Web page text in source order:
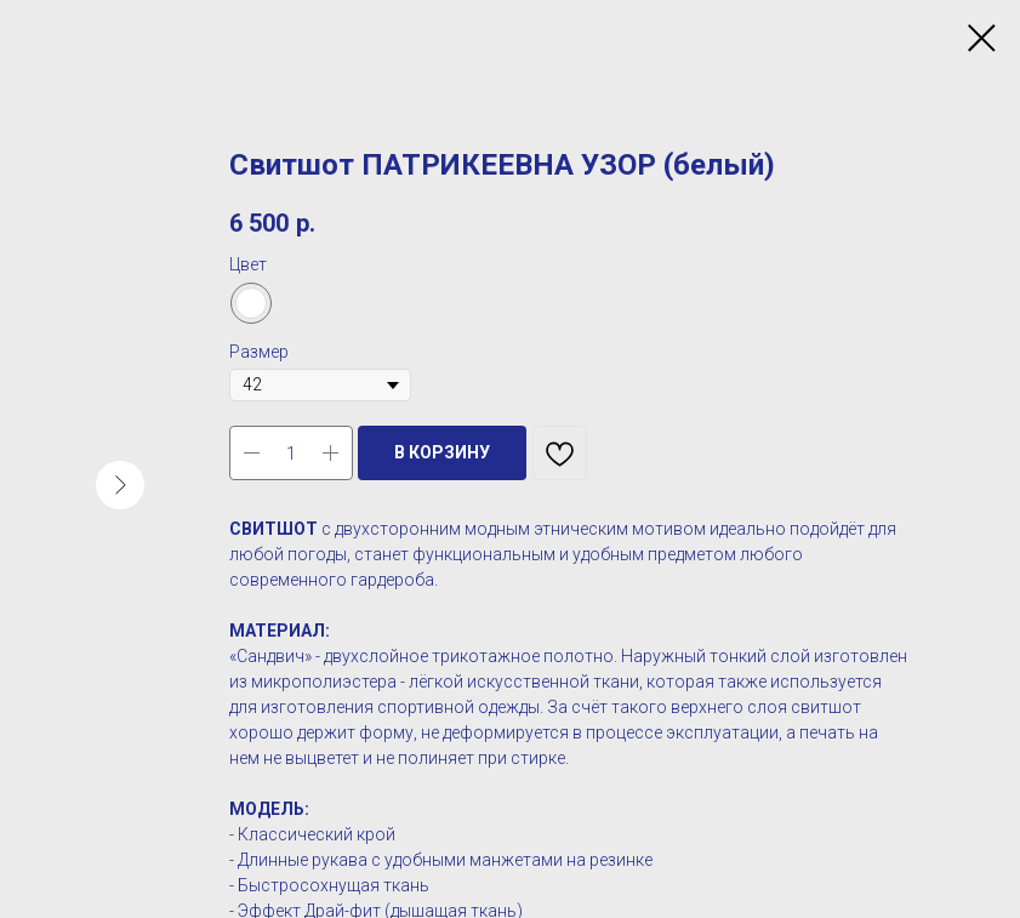
Свитшот ПАТРИКЕЕВНА УЗОР (белый)
6 500 р.
Цвет
Размер
В КОРЗИНУ
СВИТШОТ с двухсторонним модным этническим мотивом идеально подойдёт для
любой погоды, станет функциональным и удобным предметом любого
современного гардероба.
МАТЕРИАЛ:
«Сандвич» - двухслойное трикотажное полотно. Наружный тонкий слой изготовлен
из микрополиэстера - лёгкой искусственной ткани, которая также используется
для изготовления спортивной одежды. За счёт такого верхнего слоя свитшот
хорошо держит форму, не деформируется в процессе эксплуатации, а печать на
нем не выцветет и не полиняет при стирке.
МОДЕЛЬ:
- Классический крой
- Длинные рукава с удобными манжетами на резинке
- Быстросохнущая ткань
- Эффект Драй-фит (дышащая ткань)